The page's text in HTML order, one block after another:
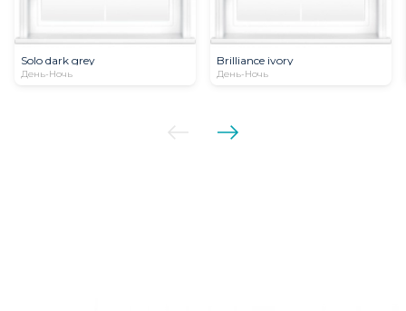
Solo dark grey
День-Ночь
Brilliance ivory
День-Ночь